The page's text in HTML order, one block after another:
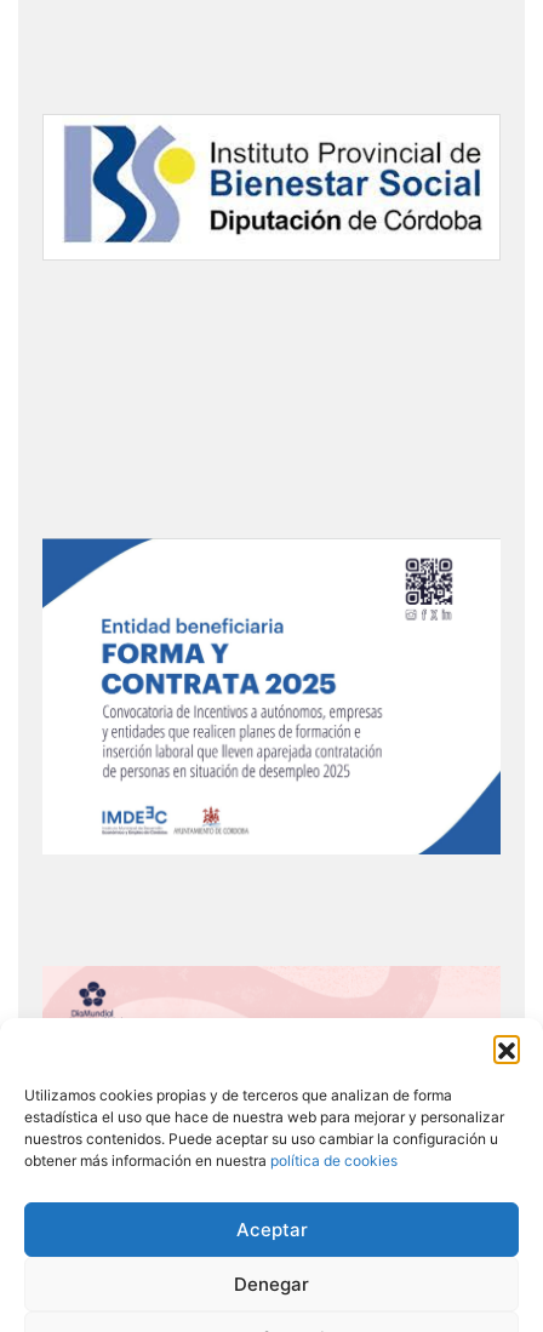
Utilizamos cookies propias y de terceros que analizan de forma
estadística el uso que hace de nuestra web para mejorar y personalizar
nuestros contenidos. Puede aceptar su uso cambiar la configuración u
obtener más información en nuestra política de cookies
Aceptar
Denegar